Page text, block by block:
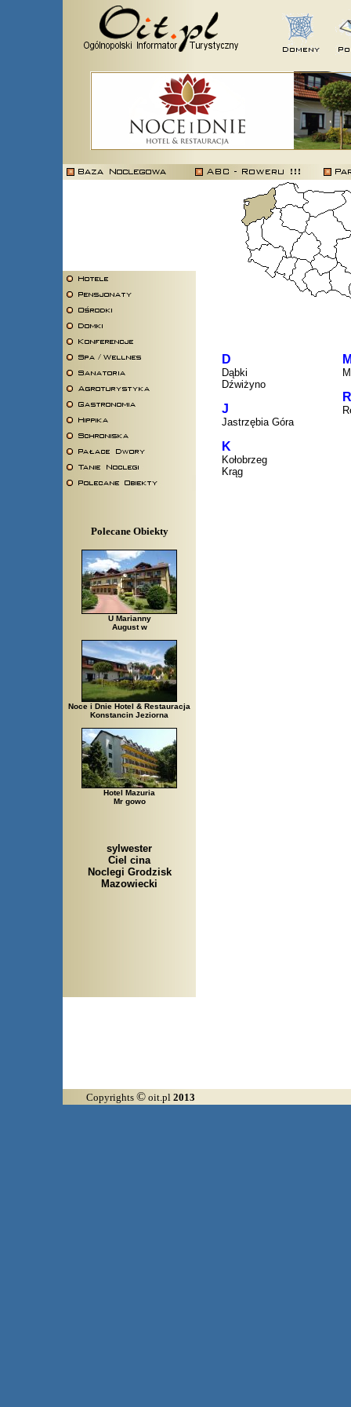
Polecane Obiekty
U Marianny
August w
Noce i Dnie Hotel & Restauracja
Konstancin Jeziorna
Hotel Mazuria
Mr gowo
sylwester
Ciel cina
Noclegi Grodzisk
Mazowiecki
D
Dąbki
Dźwiżyno
J
Jastrzębia Góra
K
Kołobrzeg
Krąg
R
Copyrights © oit.pl 2013